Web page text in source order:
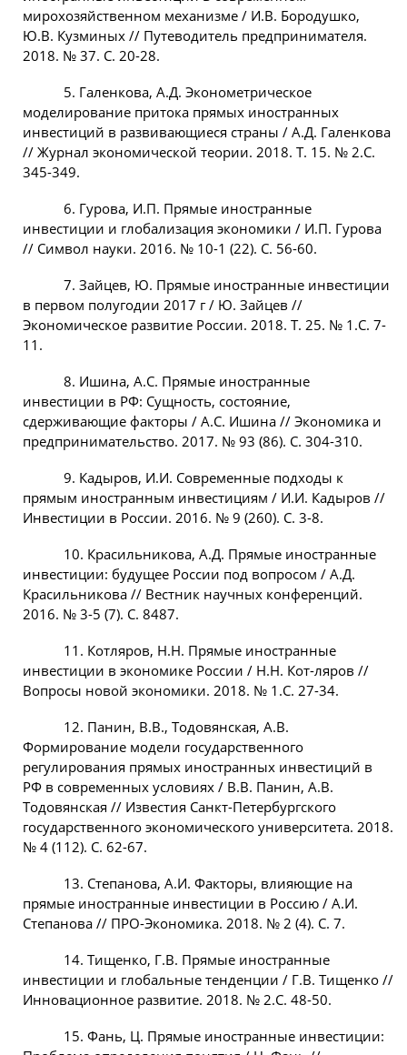
мирохозяйственном механизме / И.В. Бородушко,
Ю.В. Кузминых // Путеводитель предпринимателя.
2018. № 37. С. 20-28.
5. Галенкова, А.Д. Эконометрическое
моделирование притока прямых иностранных
инвестиций в развивающиеся страны / А.Д. Галенкова
// Журнал экономической теории. 2018. Т. 15. № 2.С.
345-349.
6. Гурова, И.П. Прямые иностранные
инвестиции и глобализация экономики / И.П. Гурова
// Символ науки. 2016. № 10-1 (22). С. 56-60.
7. Зайцев, Ю. Прямые иностранные инвестиции
в первом полугодии 2017 г / Ю. Зайцев //
Экономическое развитие России. 2018. Т. 25. № 1.С. 7-
11.
8. Ишина, А.С. Прямые иностранные
инвестиции в РФ: Сущность, состояние,
сдерживающие факторы / А.С. Ишина // Экономика и
предпринимательство. 2017. № 93 (86). С. 304-310.
9. Кадыров, И.И. Современные подходы к
прямым иностранным инвестициям / И.И. Кадыров //
Инвестиции в России. 2016. № 9 (260). С. 3-8.
10. Красильникова, А.Д. Прямые иностранные
инвестиции: будущее России под вопросом / А.Д.
Красильникова // Вестник научных конференций.
2016. № 3-5 (7). С. 8487.
11. Котляров, Н.Н. Прямые иностранные
инвестиции в экономике России / Н.Н. Кот-ляров //
Вопросы новой экономики. 2018. № 1.С. 27-34.
12. Панин, В.В., Тодовянская, А.В.
Формирование модели государственного
регулирования прямых иностранных инвестиций в
РФ в современных условиях / В.В. Панин, А.В.
Тодовянская // Известия Санкт-Петербургского
государственного экономического университета. 2018.
№ 4 (112). С. 62-67.
13. Степанова, А.И. Факторы, влияющие на
прямые иностранные инвестиции в Россию / А.И.
Степанова // ПРО-Экономика. 2018. № 2 (4). С. 7.
14. Тищенко, Г.В. Прямые иностранные
инвестиции и глобальные тенденции / Г.В. Тищенко //
Инновационное развитие. 2018. № 2.С. 48-50.
15. Фань, Ц. Прямые иностранные инвестиции: